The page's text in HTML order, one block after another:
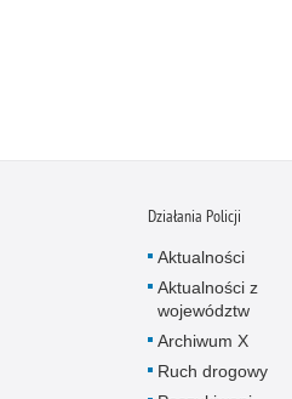
Działania Policji
Aktualności
Aktualności z
województw
Archiwum X
Ruch drogowy